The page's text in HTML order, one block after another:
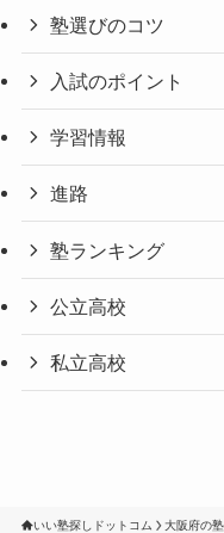
塾選びのコツ
入試のポイント
学習情報
進路
塾ランキング
公立高校
私立高校
いい塾探しドットコム 大阪府の塾